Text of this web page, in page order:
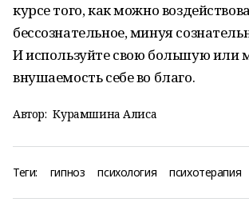
курсе того, как можно
бессознательное, минуя
И используйте свою большую или
внушаемость себе во благо.
Автор: Курамшина Алиса
Теги: гипноз психология психотерапия